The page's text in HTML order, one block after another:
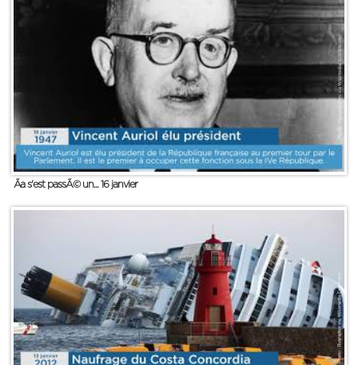
Ãa s'est passÃ© un... 16 janvier